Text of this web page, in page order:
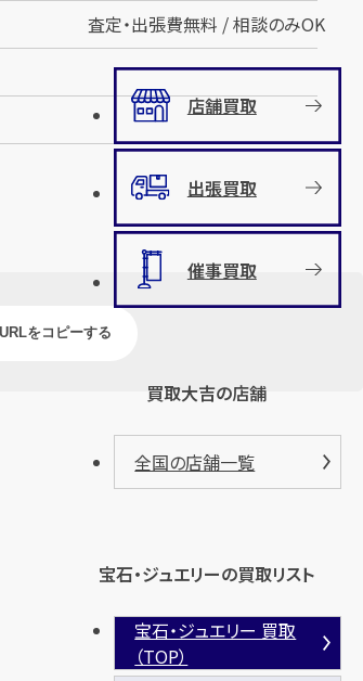
をコピーする
査定・出張費無料 / 相談のみOK
店舗買取
出張買取
催事買取
買取大吉の店舗
全国の店舗一覧
宝石・ジュエリーの買取リスト
宝石・ジュエリー 買取
（TOP）